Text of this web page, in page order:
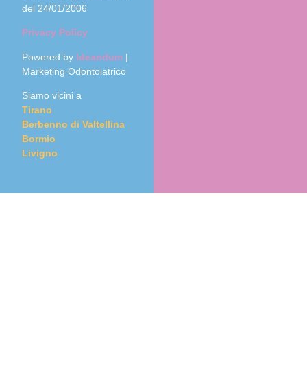
del 24/01/2006
Privacy Policy
Powered by Ideandum |
Marketing Odontoiatrico
Siamo vicini a
Tirano
Berbenno di Valtellina
Bormio
Livigno